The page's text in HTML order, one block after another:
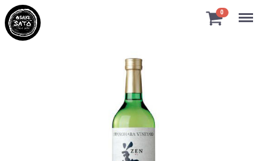
0 Menu